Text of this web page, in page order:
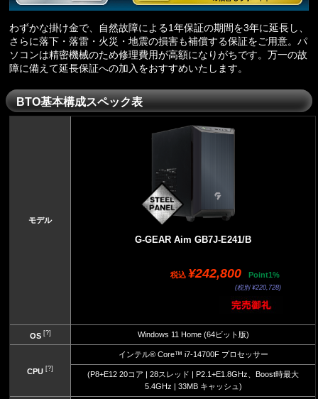
わずかな掛け金で、自然故障による1年保証の期間を3年に延長し、
さらに落下・落雷・火災・地震の損害も補償する保証をご用意。パ
ソコンは精密機械のため修理費用が高額になりがちです。万一の故
障に備えて延長保証への加入をおすすめいたします。
BTO基本構成スペック表
モデル
G-GEAR Aim GB7J-E241/B
税込 ¥242,800 Point1%
(税別 ¥220,728)
OS[?] Windows 11 Home (64ビット版)
CPU [?]
インテル® Core™ i7-14700F プロセッサー
(P8+E12 20コア | 28スレッド | P2.1+E1.8GHz、Boost時最大
5.4GHz | 33MB キャッシュ)